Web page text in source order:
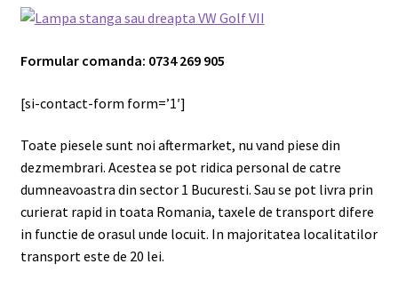
Formular comanda: 0734 269 905
[si-contact-form form=’1′]
Toate piesele sunt noi aftermarket, nu vand piese din
dezmembrari. Acestea se pot ridica personal de catre
dumneavoastra din sector 1 Bucuresti. Sau se pot livra prin
curierat rapid in toata Romania, taxele de transport difere
in functie de orasul unde locuit. In majoritatea localitatilor
transport este de 20 lei.